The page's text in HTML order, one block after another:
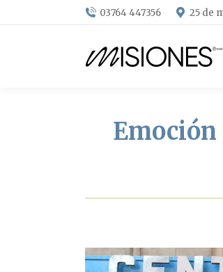
03764 447356 25 de
Emoción